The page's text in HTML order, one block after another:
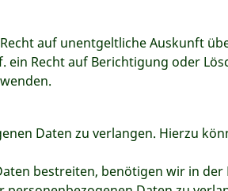
auf unentgeltliche Auskunft
Recht auf Berichtigung oder
Daten zu verlangen. Hierzu
bestreiten, benötigen wir in